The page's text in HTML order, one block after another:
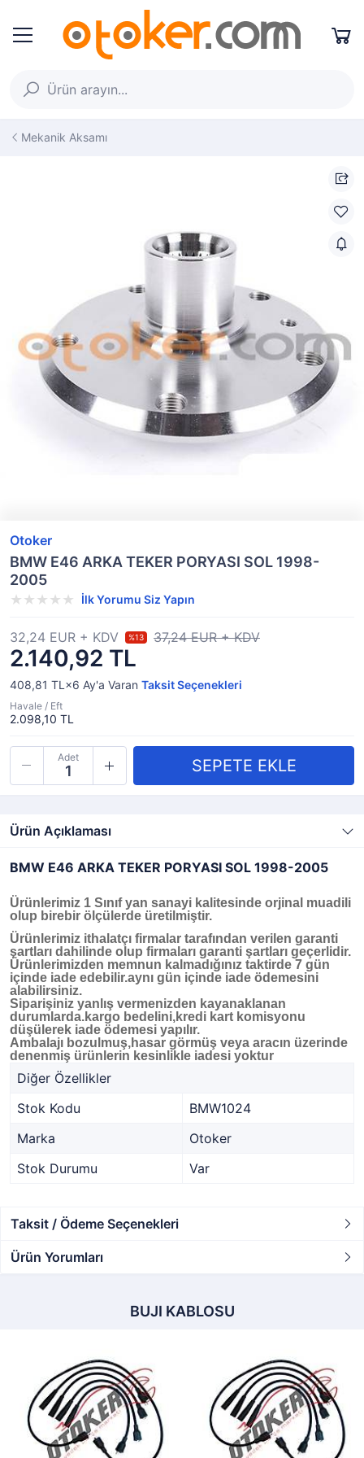
Mekanik Aksamı
Otoker
BMW E46 ARKA TEKER PORYASI SOL 1998-
2005
İlk Yorumu Siz Yapın
2.140,92 TL
32,24 EUR + KDV %13 37,24 EUR + KDV
408,81 TL×6 Ay'a Varan Taksit Seçenekleri
Havale / Eft
2.098,10 TL
Adet
Ürün Açıklaması
BMW E46 ARKA TEKER PORYASI SOL 1998-2005
Ürünlerimiz 1 Sınıf yan sanayi kalitesinde orjinal muadili
olup birebir ölçülerde üretilmiştir.
Ürünlerimiz ithalatçı firmalar tarafından verilen garanti
şartları dahilinde olup firmaları garanti şartları geçerlidir.
Ürünlerimizden memnun kalmadığınız taktirde 7 gün
içinde iade edebilir.aynı gün içinde iade ödemesini
alabilirsiniz.
Siparişiniz yanlış vermenizden kayanaklanan
durumlarda.kargo bedelini,kredi kart komisyonu
düşülerek iade ödemesi yapılır.
Ambalajı bozulmuş,hasar görmüş veya aracın üzerinde
denenmiş ürünlerin kesinlikle iadesi yoktur
Diğer Özellikler
Stok Kodu
BMW1024
Marka
Otoker
Stok Durumu
Var
Taksit / Ödeme Seçenekleri
Ürün Yorumları
BUJI KABLOSU